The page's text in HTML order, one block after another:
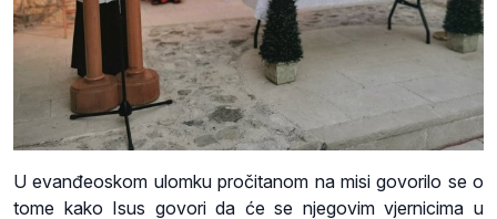
U evanđeoskom ulomku pročitanom na misi govorilo se o
tome kako Isus govori da će se njegovim vjernicima u